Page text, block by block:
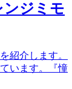
ンジミモ
紹介します。
います。『憧